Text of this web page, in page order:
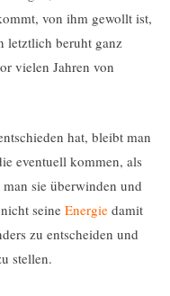
von ihm gewollt ist,
letztlich beruht ganz
vielen Jahren von
hat, bleibt man
eventuell kommen, als
sie überwinden und
seine Energie damit
zu entscheiden und
stellen.